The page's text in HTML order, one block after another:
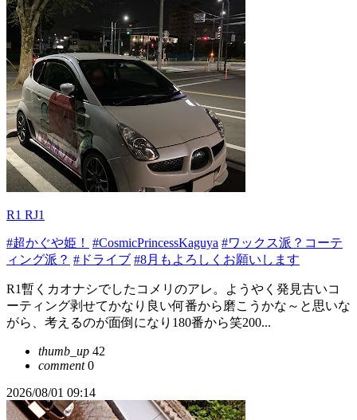
R1 RJ1
#超かぐや姫！ #CosmicPrincessKaguya #ワックス派？コーテ
ィング派？ #ドライブ #8月もよろしくお願いします
R1暫くカオナシでしたコメリのアレ。ようやく発見古いコ
ーティング剥せてかなり良い何番から磨こうかな～と思いな
がら、考えるのが面倒になり180番から笑200...
thumb_up 42
comment0
2026/08/01 09:14